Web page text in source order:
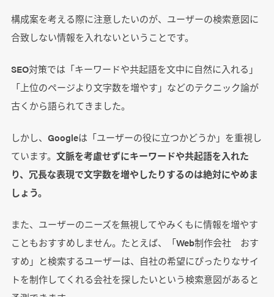
構成案を考える際に注意したいのが、ユーザーの検索意図に
合致しない情報を入れないということです。
SEO対策では「キーワードや共起語を文中に自然に入れる」
「上位のページより文字数を増やす」などのテクニック論が
古くから語られてきました。
しかし、Googleは「ユーザーの役に立つかどうか」を重視し
ています。 文脈を考慮せずにキーワードや共起語を入れた
り、冗長な表現で文字数を増やしたりするのは絶対にやめま
しょう。
また、ユーザーのニーズを無視してやみくもに情報を増やす
こともおすすめしません。たとえば、「Web制作会社 おす
すめ」と検索するユーザーは、自社の希望にぴったりなサイ
トを制作してくれる会社を探したいという検索意図があると